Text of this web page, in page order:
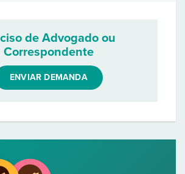
de Advogado ou
Correspondente
ENVIAR DEMANDA